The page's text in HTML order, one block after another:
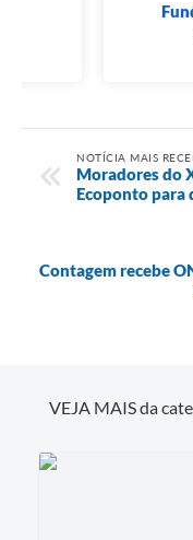
Fundação
Renata
NOTÍCIA MAIS
Moradores do
Ecoponto para
Contagem recebe
VEJA MAIS da